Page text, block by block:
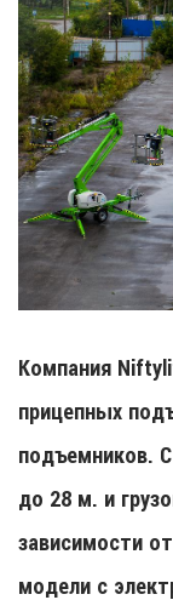
Компания
прицепных
подъемников.
до 28 м. и
зависимости
модели с